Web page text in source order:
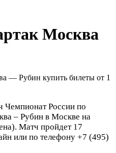
Москва
— Рубин купить билеты от 1
Чемпионат России по
– Рубин в Москве на
Матч пройдет 17
или по телефону +7 (495)